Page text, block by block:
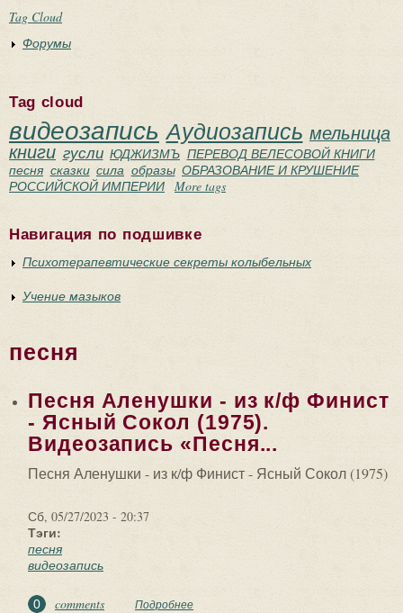
Tag Cloud
Форумы
Tag cloud
видеозапись Аудиозапись мельница
книги гусли ЮДЖИЗМЪ ПЕРЕВОД ВЕЛЕСОВОЙ КНИГИ
песня сказки сила образы ОБРАЗОВАНИЕ И КРУШЕНИЕ
РОССИЙСКОЙ ИМПЕРИИ More tags
Навигация по подшивке
Психотерапевтические секреты колыбельных
Учение мазыков
песня
Песня Аленушки - из к/ф Финист
- Ясный Сокол (1975).
Видеозапись «Песня...
Песня Аленушки - из к/ф Финист - Ясный Сокол (1975)
Сб, 05/27/2023 - 20:37
Тэги:
песня
видеозапись
0 comments Подробнее